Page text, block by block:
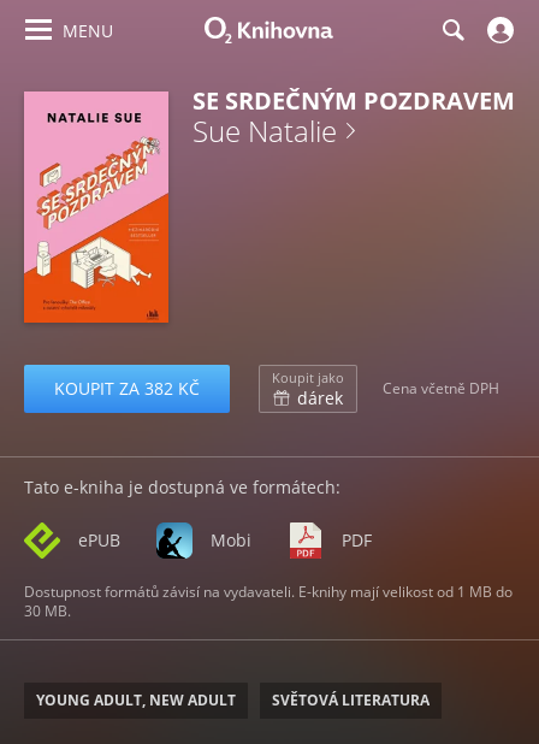
MENU
SE SRDEČNÝM POZDRAVEM
Sue Natalie
KOUPIT ZA 382 KČ Koupit jako
dárek Cena včetně DPH
Tato e-kniha je dostupná ve formátech:
ePUB Mobi PDF
Dostupnost formátů závisí na vydavateli. E-knihy mají velikost od 1 MB do
30 MB.
YOUNG ADULT, NEW ADULT SVĚTOVÁ LITERATURA